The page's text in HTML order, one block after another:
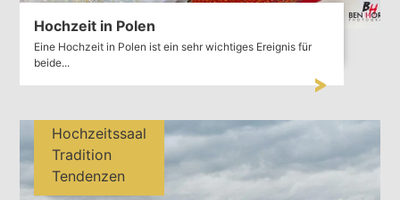
Hochzeit in Polen
Eine Hochzeit in Polen ist ein sehr wichtiges Ereignis für
beide...
Hochzeitssaal
Tradition
Tendenzen